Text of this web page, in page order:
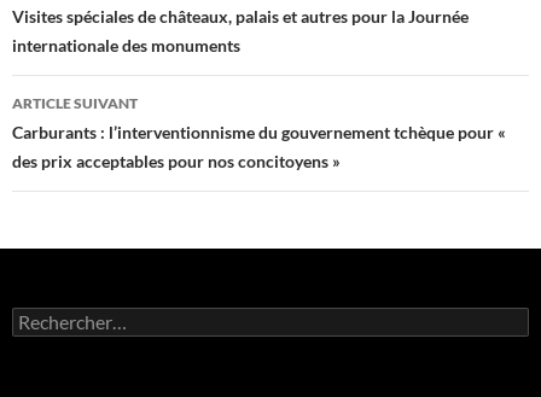
des
articles
Visites spéciales de châteaux, palais et autres pour la Journée
internationale des monuments
ARTICLE SUIVANT
Carburants : l’interventionnisme du gouvernement tchèque pour «
des prix acceptables pour nos concitoyens »
Rechercher :